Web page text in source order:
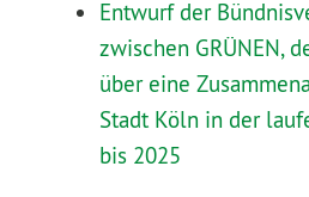
Entwurf der
zwischen GRÜNEN,
über eine
Stadt Köln in der
bis 2025